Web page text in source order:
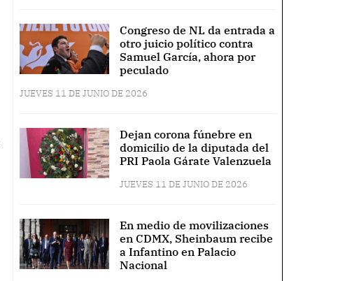
Congreso de NL da entrada a
otro juicio político contra
Samuel García, ahora por
peculado
JUEVES 11 DE JUNIO DE 2026
Dejan corona fúnebre en
domicilio de la diputada del
PRI Paola Gárate Valenzuela
JUEVES 11 DE JUNIO DE 2026
En medio de movilizaciones
en CDMX, Sheinbaum recibe
a Infantino en Palacio
Nacional